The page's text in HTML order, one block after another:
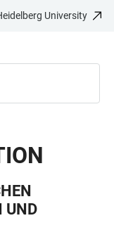
University
UND